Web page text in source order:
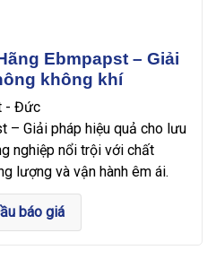
Ebmpapst – Giải
không khí
- Đức
– Giải pháp hiệu quả cho lưu
nghiệp nổi trội với chất
lượng và vận hành êm ái.
báo giá